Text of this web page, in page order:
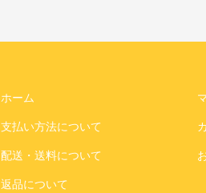
ホーム
支払い方法について
配送・送料について
返品について